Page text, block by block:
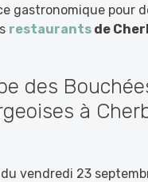
gastronomique pour
restaurants de
des
à
vendredi 23